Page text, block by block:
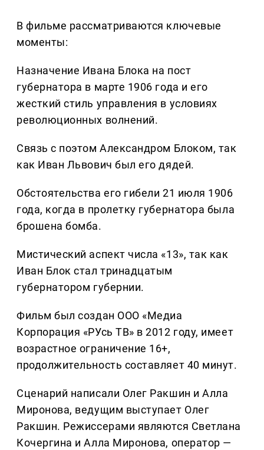
В фильме рассматриваются ключевые
моменты:
Назначение Ивана Блока на пост
губернатора в марте 1906 года и его
жесткий стиль управления в условиях
революционных волнений.
Связь с поэтом Александром Блоком, так
как Иван Львович был его дядей.
Обстоятельства его гибели 21 июля 1906
года, когда в пролетку губернатора была
брошена бомба.
Мистический аспект числа «13», так как
Иван Блок стал тринадцатым
губернатором губернии.
Фильм был создан ООО «Медиа
Корпорация «РУсь ТВ» в 2012 году, имеет
возрастное ограничение 16+,
продолжительность составляет 40 минут.
Сценарий написали Олег Ракшин и Алла
Миронова, ведущим выступает Олег
Ракшин. Режиссерами являются Светлана
Кочергина и Алла Миронова, оператор —